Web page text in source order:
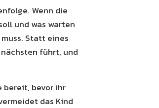
Wenn die
und was warten
Statt eines
führt, und
bereit, bevor ihr
das Kind